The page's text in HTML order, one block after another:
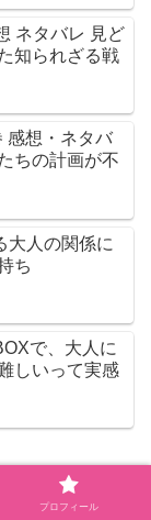
ネタバレ 見ど
知られざる戦
感想・ネタバ
ちの計画が不
人の関係に
ち
で、大人に
しいって実感
プロフィール